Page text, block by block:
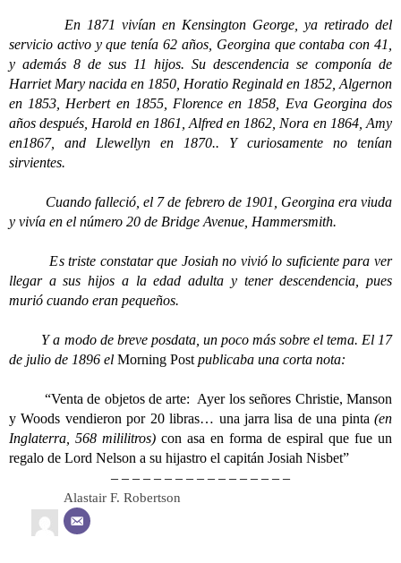
En 1871 vivían en Kensington George, ya retirado del
servicio activo y que tenía 62 años, Georgina que contaba con 41,
y además 8 de sus 11 hijos. Su descendencia se componía de
Harriet Mary nacida en 1850, Horatio Reginald en 1852, Algernon
en 1853, Herbert en 1855, Florence en 1858, Eva Georgina dos
años después, Harold en 1861, Alfred en 1862, Nora en 1864, Amy
en1867, and Llewellyn en 1870.. Y curiosamente no tenían
sirvientes.
Cuando falleció, el 7 de febrero de 1901, Georgina era viuda
y vivía en el número 20 de Bridge Avenue, Hammersmith.
Es triste constatar que Josiah no vivió lo suficiente para ver
llegar a sus hijos a la edad adulta y tener descendencia, pues
murió cuando eran pequeños.
Y a modo de breve posdata, un poco más sobre el tema. El 17
de julio de 1896 el Morning Post publicaba una corta nota:
“Venta de objetos de arte: Ayer los señores Christie, Manson
y Woods vendieron por 20 libras… una jarra lisa de una pinta (en
Inglaterra, 568 mililitros) con asa en forma de espiral que fue un
regalo de Lord Nelson a su hijastro el capitán Josiah Nisbet”
– – – – – – – – – – – – – – – – –
Alastair F. Robertson